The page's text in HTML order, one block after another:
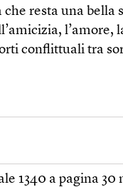
che resta una bella
l’amore,
conflittuali tra
1340 a pagina 30